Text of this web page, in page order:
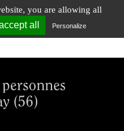
(56)
you are allowing all
all Personalize